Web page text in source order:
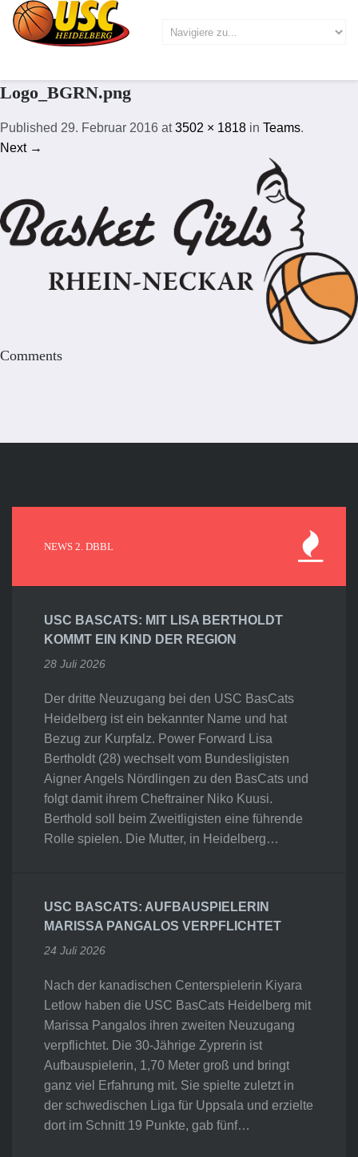
Logo_BGRN.png
Published 29. Februar 2016 at3502 × 1818 in Teams.
Next →
Comments
NEWS 2. DBBL
USC BASCATS: MIT LISA BERTHOLDT
KOMMT EIN KIND DER REGION
28 Juli 2026
Der dritte Neuzugang bei den USC BasCats
Heidelberg ist ein bekannter Name und hat
Bezug zur Kurpfalz. Power Forward Lisa
Bertholdt (28) wechselt vom Bundesligisten
Aigner Angels Nördlingen zu den BasCats und
folgt damit ihrem Cheftrainer Niko Kuusi.
Berthold soll beim Zweitligisten eine führende
Rolle spielen. Die Mutter, in Heidelberg…
USC BASCATS: AUFBAUSPIELERIN
MARISSA PANGALOS VERPFLICHTET
24 Juli 2026
Nach der kanadischen Centerspielerin Kiyara
Letlow haben die USC BasCats Heidelberg mit
Marissa Pangalos ihren zweiten Neuzugang
verpflichtet. Die 30-Jährige Zyprerin ist
Aufbauspielerin, 1,70 Meter groß und bringt
ganz viel Erfahrung mit. Sie spielte zuletzt in
der schwedischen Liga für Uppsala und erzielte
dort im Schnitt 19 Punkte, gab fünf…